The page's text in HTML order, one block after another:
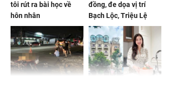
tôi rút ra bài học về
hôn nhân
đồng, đe dọa vị trí
Bạch Lộc, Triệu Lệ
Dĩnh